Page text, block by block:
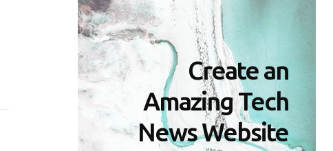
Create an
Amazing Tech
News Website